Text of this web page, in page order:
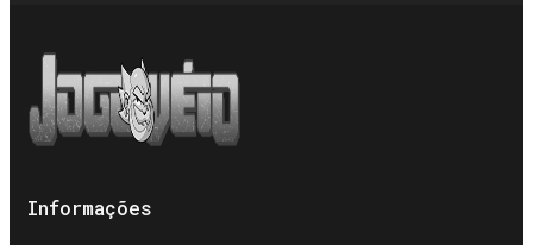
Informações